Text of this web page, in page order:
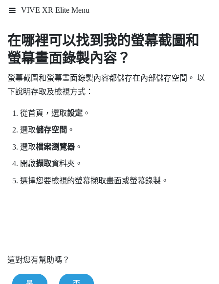
VIVE XR Elite Menu
在哪裡可以找到我的螢幕截圖和
螢幕畫面錄製內容？
螢幕截圖和螢幕畫面錄製內容都儲存在內部儲存空間。 以
下說明存取及檢視方式：
從首頁 ，選取設定。
選取儲存空間 。
選取檔案瀏覽器。
開啟擷取資料夾。
選擇您要檢視的螢幕擷取畫面或螢幕錄製。
這對您有幫助嗎？